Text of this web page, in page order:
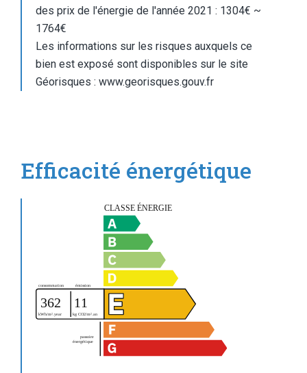
des prix de l'énergie de l'année 2021 : 1304€ ~
1764€
Les informations sur les risques auxquels ce
bien est exposé sont disponibles sur le site
Géorisques : www.georisques.gouv.fr
Efficacité énergétique